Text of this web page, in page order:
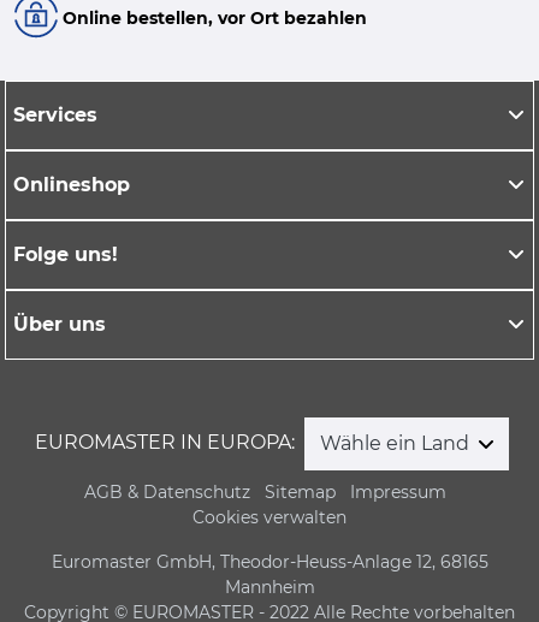
Online bestellen, vor Ort bezahlen
Services
Onlineshop
Folge uns!
Über uns
EUROMASTER IN EUROPA: Wähle ein Land
AGB & Datenschutz Sitemap
Impressum
Cookies verwalten
Euromaster GmbH, Theodor-Heuss-Anlage 12, 68165
Mannheim
Copyright © EUROMASTER - 2022 Alle Rechte vorbehalten